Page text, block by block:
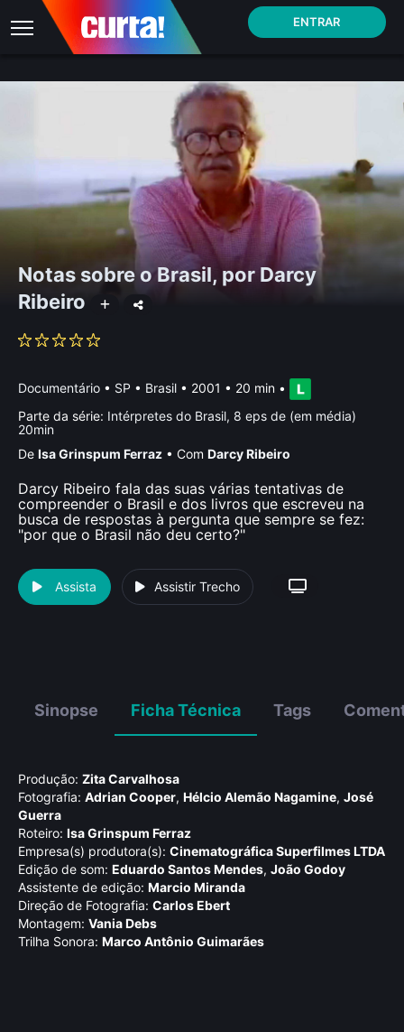
ENTRAR
Notas sobre o Brasil, por Darcy
Ribeiro
Documentário • SP • Brasil • 2001 • 20 min •
Parte da série: Intérpretes do Brasil, 8 eps de (em média)
20min
De Isa Grinspum Ferraz • Com Darcy Ribeiro
Darcy Ribeiro fala das suas várias tentativas de
compreender o Brasil e dos livros que escreveu na
busca de respostas à pergunta que sempre se fez:
"por que o Brasil não deu certo?"
Assista Assistir Trecho
Sinopse Ficha Técnica Tags
Produção: Zita Carvalhosa
Fotografia: Adrian Cooper, Hélcio Alemão Nagamine, José
Guerra
Roteiro: Isa Grinspum Ferraz
Empresa(s) produtora(s): Cinematográfica Superfilmes LTDA
Edição de som: Eduardo Santos Mendes, João Godoy
Assistente de edição: Marcio Miranda
Direção de Fotografia: Carlos Ebert
Montagem: Vania Debs
Trilha Sonora: Marco Antônio Guimarães